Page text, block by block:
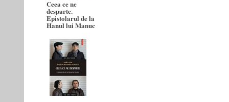
Ceea ce ne
desparte.
Epistolarul de la
Hanul lui Manuc